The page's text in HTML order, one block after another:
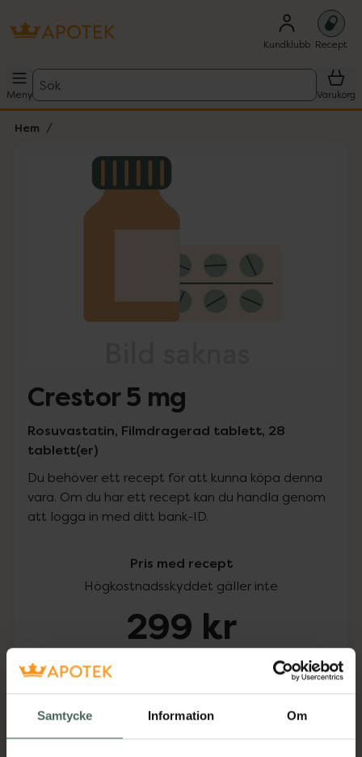
Samtycke Information Om
Kundklubb Recept
Meny
Sök
Varukorg
Hem
Lista: . Innehåller 1 objekt.
Crestor 5 mg
Rosuvastatin, Filmdragerad tablett, 28
tablett(er)
Du behöver ett recept för att kunna köpa denna
vara. Om du har ett recept kan du handla genom
att logga in med ditt bank-ID.
Pris med recept
Högkostnadsskyddet gäller inte
299 kr
Köp via ditt recept